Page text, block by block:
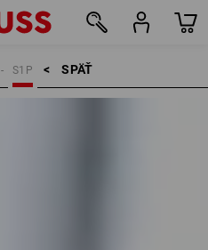
SPÄŤ    >
S1P